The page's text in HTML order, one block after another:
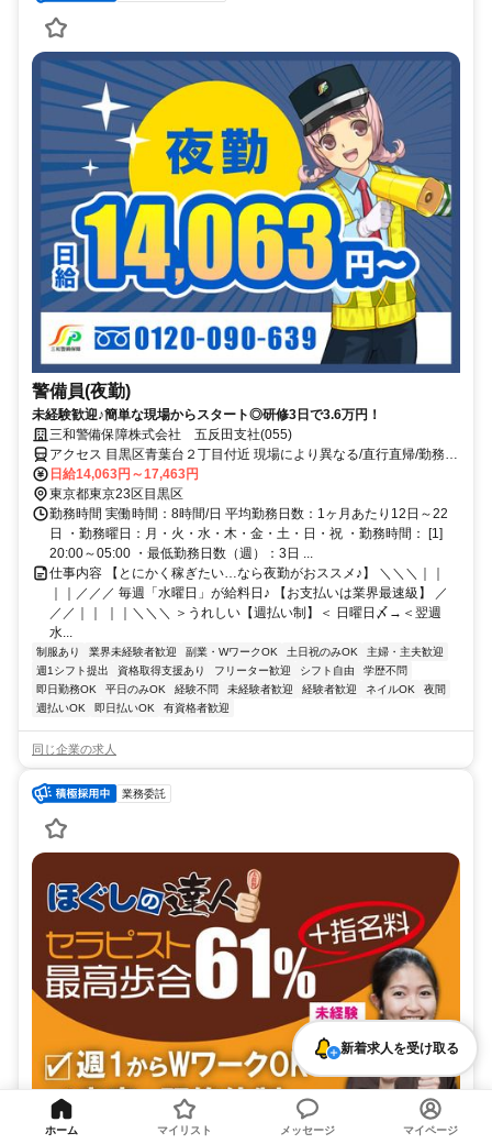
警備員(夜勤)
未経験歓迎♪簡単な現場からスタート◎研修3日で3.6万円！
三和警備保障株式会社 五反田支社(055)
アクセス 目黒区青葉台２丁目付近 現場により異なる/直行直帰/勤務地
相談可 ■電話面接■来社不要■即日勤務
日給14,063円～17,463円
東京都東京23区目黒区
勤務時間 実働時間：8時間/日 平均勤務日数：1ヶ月あたり12日～22
日 ・勤務曜日：月・火・水・木・金・土・日・祝 ・勤務時間： [1]
20:00～05:00 ・最低勤務日数（週）：3日 ...
仕事内容 【とにかく稼ぎたい…なら夜勤がおススメ♪】 ＼＼＼｜｜
｜｜／／／ 毎週「水曜日」が給料日♪ 【お支払いは業界最速級】 ／
／／｜｜ ｜｜＼＼＼ ＞うれしい【週払い制】＜ 日曜日〆→＜翌週
水...
制服あり 業界未経験者歓迎 副業・WワークOK 土日祝のみOK
主婦・主夫歓迎
週1シフト提出
資格取得支援あり フリーター歓迎 シフト自由
学歴不問
即日勤務OK
平日のみOK 経験不問 未経験者歓迎 経験者歓迎 ネイルOK
夜間
週払いOK
即日払いOK 有資格者歓迎
同じ企業の求人
業務委託
新着求人を受け取る
ホーム マイリスト メッセージ マイページ